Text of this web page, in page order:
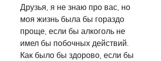
Друзья, я не знаю про вас, но
моя жизнь была бы гораздо
проще, если бы алкоголь не
имел бы побочных действий.
Как было бы здорово, если бы